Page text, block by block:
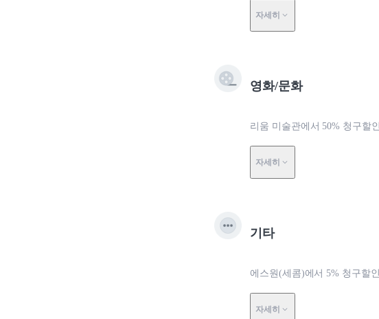
자세히
영화/문화
리움 미술관에서 50% 청구할인
자세히
기타
에스원(세콤)에서 5% 청구할인
자세히